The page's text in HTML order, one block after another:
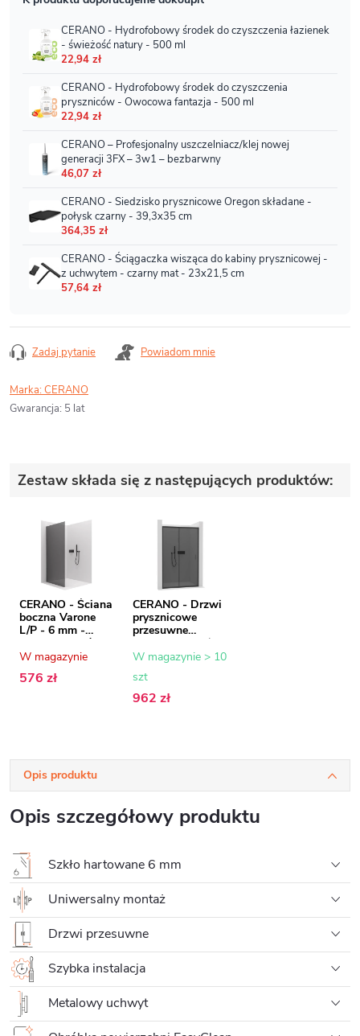
Zadaj pytanie Powiadom mnie
Marka:CERANO
Gwarancja: 5 lat
Zestaw składa się z następujących produktów:
CERANO - Ściana
boczna Varone
L/P - 6 mm -
matowa czerń,
szkło grafitowe -
W magazynie
576 zł
CERANO - Drzwi
prysznicowe
przesuwne
Varone LINE L/R -
6 mm - matowa
grafitowe -
100x195 cm
W magazynie > 10
szt
962 zł
Opis produktu
Opis szczegółowy produktu
Szkło hartowane 6 mm
Uniwersalny montaż
Drzwi przesuwne
Szybka instalacja
Metalowy uchwyt